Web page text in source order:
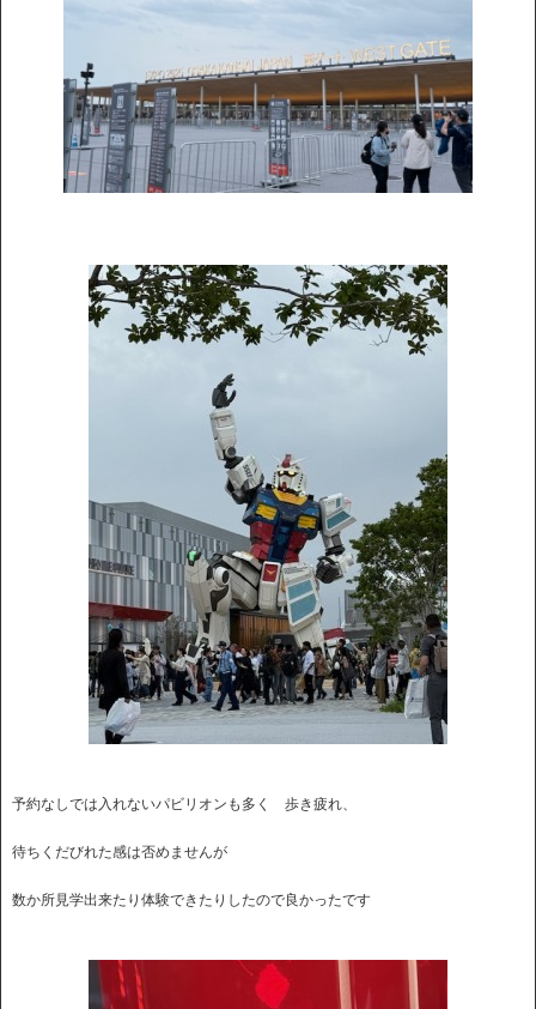
予約なしでは入れないパビリオンも多く 歩き疲れ、
待ちくだびれた感は否めませんが
数か所見学出来たり体験できたりしたので良かったです